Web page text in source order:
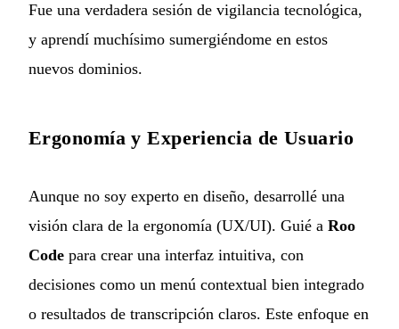
Fue una verdadera sesión de vigilancia tecnológica,
y aprendí muchísimo sumergiéndome en estos
nuevos dominios.
Ergonomía y Experiencia de Usuario
Aunque no soy experto en diseño, desarrollé una
visión clara de la ergonomía (UX/UI). Guié a Roo
Code para crear una interfaz intuitiva, con
decisiones como un menú contextual bien integrado
o resultados de transcripción claros. Este enfoque en